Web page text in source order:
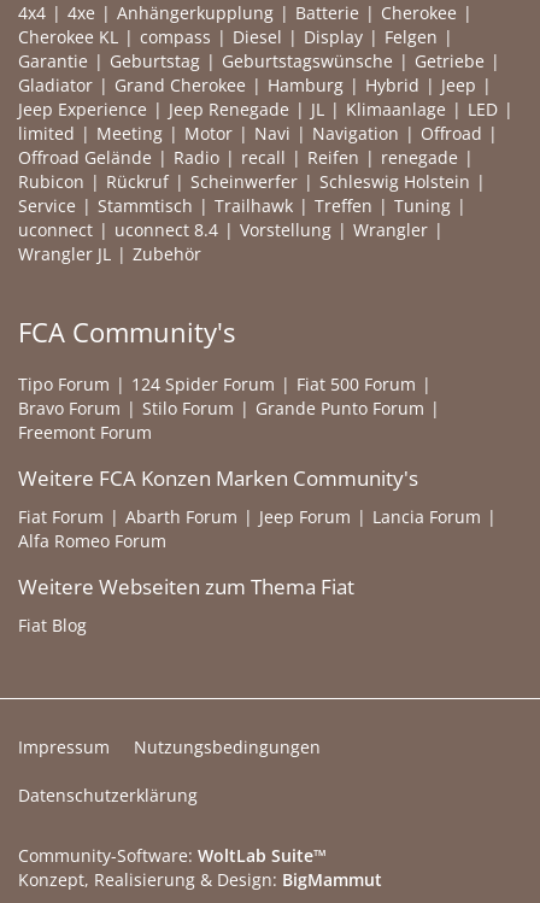
4x4 4xe Anhängerkupplung Batterie
Cherokee
Cherokee KL
compass Diesel Display
Felgen
Garantie
Geburtstag Geburtstagswünsche
Getriebe
Gladiator
Grand Cherokee Hamburg Hybrid
Jeep
Jeep Experience
Jeep Renegade JL Klimaanlage
LED
limited
Meeting Motor Navi Navigation
Offroad
Offroad Gelände
Radio recall Reifen
renegade
Rubicon
Rückruf Scheinwerfer
Schleswig Holstein
Service
Stammtisch Trailhawk Treffen
Tuning
uconnect
uconnect 8.4 Vorstellung
Wrangler
Wrangler JL
Zubehör
FCA Community's
Tipo Forum 124 Spider Forum
Fiat 500 Forum
Bravo Forum
Stilo Forum
Grande Punto Forum
Freemont Forum
Weitere FCA Konzen Marken Community's
Fiat Forum Abarth Forum Jeep Forum
Lancia Forum
Alfa Romeo Forum
Weitere Webseiten zum Thema Fiat
Fiat Blog
Impressum Nutzungsbedingungen
Datenschutzerklärung
Community-Software: WoltLab Suite™
Konzept, Realisierung & Design: BigMammut